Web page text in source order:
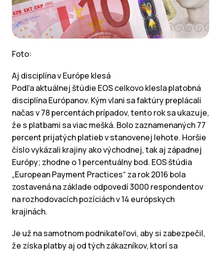
Foto:
Aj disciplína v Európe klesá
Podľa aktuálnej štúdie EOS celkovo klesla platobná
disciplína Európanov. Kým vlani sa faktúry preplácali
načas v 78 percentách prípadov, tento rok sa ukazuje,
že s platbami sa viac mešká. Bolo zaznamenaných 77
percent prijatých platieb v stanovenej lehote. Horšie
číslo vykázali krajiny ako východnej, tak aj západnej
Európy; zhodne o 1 percentuálny bod. EOS štúdia
„European Payment Practices“ za rok 2016 bola
zostavená na základe odpovedí 3000 respondentov
na rozhodovacích pozíciách v 14 európskych
krajinách.
Je už na samotnom podnikateľovi, aby si zabezpečil,
že získa platby aj od tých zákazníkov, ktorí sa